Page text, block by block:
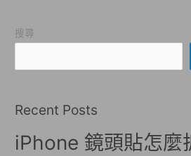
搜尋
Recent Posts
iPhone 鏡頭貼怎麼